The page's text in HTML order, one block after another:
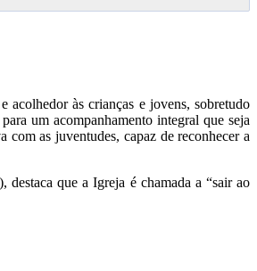
acolhedor às crianças e jovens, sobretudo
um acompanhamento integral que seja
as juventudes, capaz de reconhecer a
que a Igreja é chamada a “sair ao